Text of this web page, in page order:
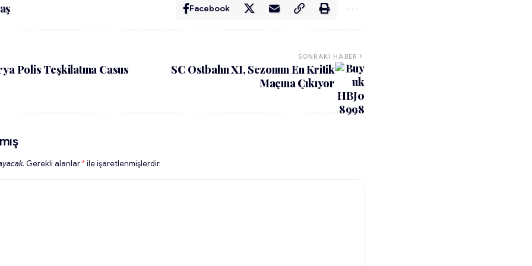
Facebook
Polis Teşkilatına Casus
SONRAKI HABER
SC Ostbahn XI, Sezonun En Kritik
Maçına Çıkıyor
Gerekli alanlar*ile işaretlenmişlerdir